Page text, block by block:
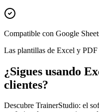
Compatible con Google
Las plantillas de Excel y
¿Sigues usando
clientes?
Descubre TrainerStudio: el